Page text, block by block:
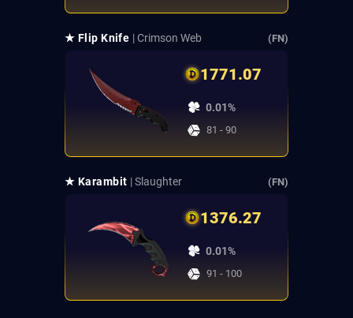
★ Flip Knife | Crimson Web (FN)
1771.07
0.01%
81 - 90
★ Karambit | Slaughter (FN)
1376.27
0.01%
91 - 100